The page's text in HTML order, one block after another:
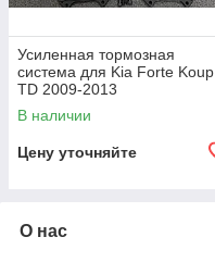
Усиленная тормозная
система для Kia Forte Koup
TD 2009-2013
В наличии
Цену уточняйте
О нас